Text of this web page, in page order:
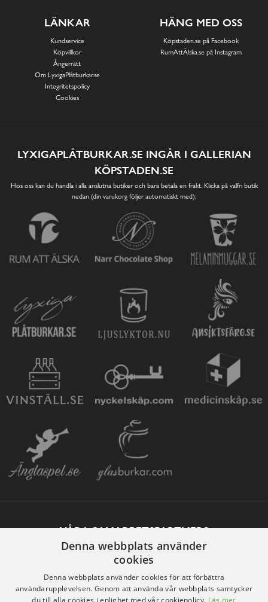
LÄNKAR
Kundservice
Köpvillkor
Ångerrätt
Om LyxigaPlåtburkar.se
Integritetspolicy
Cookies
HÄNG MED OSS
Köpstaden.se på Facebook
RumAttÄlska.se på Instagram
LYXIGAPLÅTBURKAR.SE INGÅR I GALLERIAN
KÖPSTADEN.SE
Hos oss kan du handla i alla anslutna butiker och bara betala en frakt. Klicka på valfri butik
nedan (din varukorg följer automatiskt med):
VÅRA SAMARBETSPARTNERS
Denna webbplats använder
cookies
Denna webbplats använder cookies för att förbättra
användarupplevelsen. Genom att använda vår webbplats samtycker
du till alla cookies i enlighet med vår cookiepolicy. Läs mer